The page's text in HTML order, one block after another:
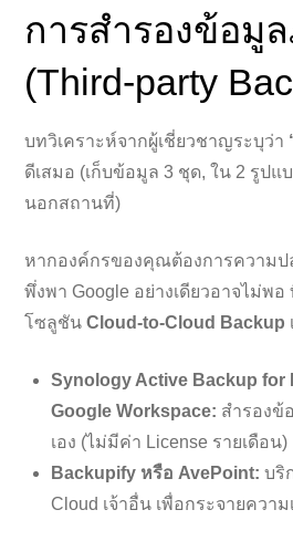
การสำรองข้อมู
(Third-party
บทวิเคราะห์จากผู้เชี่ยวชาญระบุว่า
ดีเสมอ (เก็บข้อมูล 3 ชุด, ใน 2 รูปแ
นอกสถานที่)
หากองค์กรของคุณต้องการความ
พึ่งพา Google อย่างเดียวอาจไม่พ
โซลูชันCloud-to-Cloud Backup
Synology Active Backup for
Google Workspace: สำรองข้
เอง (ไม่มีค่า License รายเดือน)
Backupify หรือ AvePoint: บริ
Cloud เจ้าอื่น เพื่อกระจายความ